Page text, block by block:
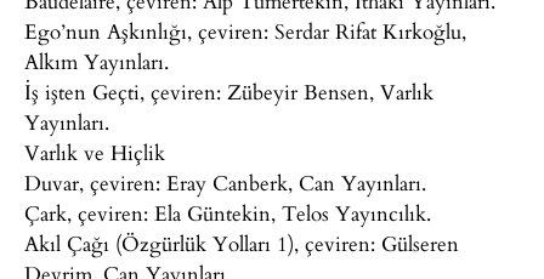
Ego’nun Aşkınlığı, çeviren: Serdar Rifat Kırkoğlu,
Alkım Yayınları.
İş işten Geçti, çeviren: Zübeyir Bensen, Varlık
Yayınları.
Varlık ve Hiçlik
Duvar, çeviren: Eray Canberk, Can Yayınları.
Çark, çeviren: Ela Güntekin, Telos Yayıncılık.
Akıl Çağı (Özgürlük Yolları 1), çeviren: Gülseren